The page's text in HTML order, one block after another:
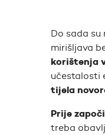
Do sada
mirišljava
korištenja
učestalosti
tijela
Prije
treba